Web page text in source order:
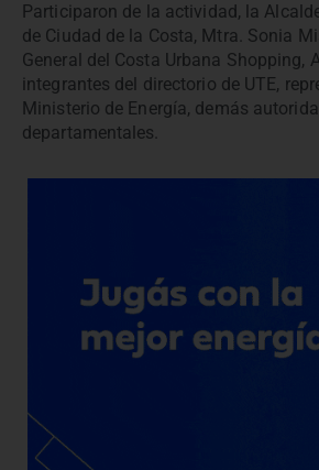
Participaron de la actividad, la
de Ciudad de la Costa, Mtra. Sonia
General del Costa Urbana Shopping,
integrantes del directorio de UTE,
Ministerio de Energía, demás
departamentales.